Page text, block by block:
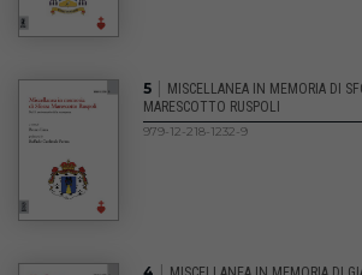
5 | MISCELLANEA IN MEMORIA DI
MARESCOTTO RUSPOLI
979-12-218-1232-9